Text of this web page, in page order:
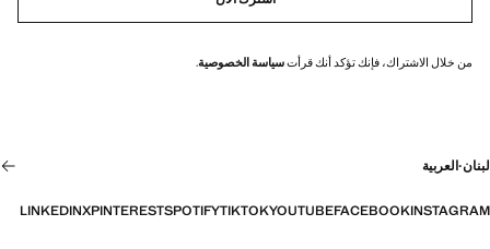
من خلال الاشتراك، فإنك تؤكد أنك قرأتسياسة الخصوصية.
لبنان·العربية
INSTAGRAM
FACEBOOK
YOUTUBE
TIKTOK
SPOTIFY
PINTEREST
X
LINKEDIN